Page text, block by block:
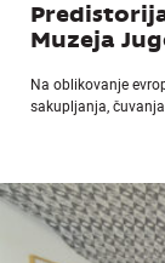
Muzeja
Na oblikovanje
sakupljanja,